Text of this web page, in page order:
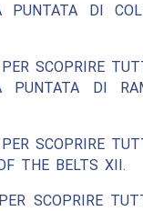
PUNTATA DI
SCOPRIRE
PUNTATA DI
SCOPRIRE
THE BELTS XII.
SCOPRIRE